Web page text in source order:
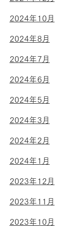
2024年10月
2024年8月
2024年7月
2024年6月
2024年5月
2024年3月
2024年2月
2024年1月
2023年12月
2023年11月
2023年10月